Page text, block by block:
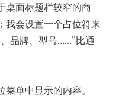
桌面标题栏较窄的商
我会设置一个占位符来
品牌、型号……”比通
单中显示的内容。